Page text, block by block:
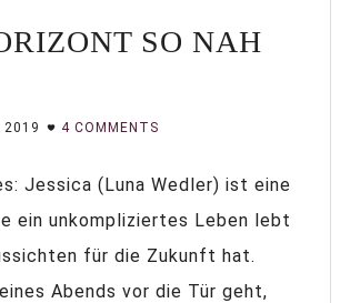
SO NAH
2019 4 COMMENTS
Jessica (Luna Wedler) ist eine
ein unkompliziertes Leben lebt
für die Zukunft hat.
Abends vor die Tür geht,